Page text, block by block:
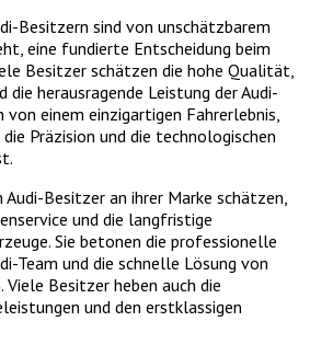
Besitzern sind von unschätzbarem
eine fundierte Entscheidung beim
Besitzer schätzen die hohe Qualität,
die herausragende Leistung der Audi-
von einem einzigartigen Fahrerlebnis,
Präzision und die technologischen
Audi-Besitzer an ihrer Marke schätzen,
und die langfristige
Sie betonen die professionelle
Team und die schnelle Lösung von
Besitzer heben auch die
und den erstklassigen